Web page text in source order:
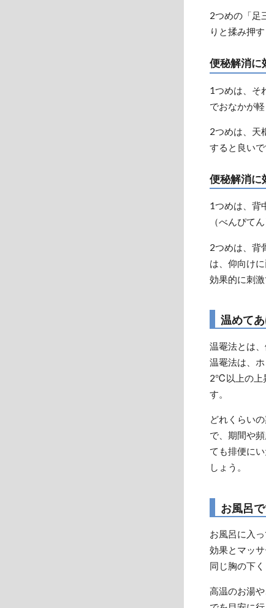
2つめの「足
りと揉み押
便秘解消に
1つめは、そ
でおなかが
2つめは、天
すると良いで
便秘解消に
1つめは、背
（べんぴて
2つめは、背
は、仰向け
効果的に刺激
温めて
温罨法とは
温罨法は、
2℃以上の上
す。
どれくらい
で、期間や
ても排便に
しょう。
お風呂
お風呂に入
効果とマッ
同じ胸の下
高温のお湯